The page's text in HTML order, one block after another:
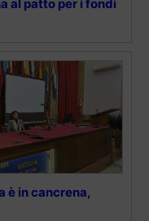
al patto per i fondi
è in cancrena,